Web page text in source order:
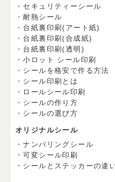
セキュリティーシール
耐熱シール
台紙裏印刷(アート紙)
台紙裏印刷(合成紙)
台紙裏印刷(透明)
小ロット シール印刷
シールを格安で作る方法
シール印刷とは
ロールシール印刷
シールの作り方
シールの選び方
オリジナルシール
ナンバリングシール
可変シール印刷
シールとステッカーの違